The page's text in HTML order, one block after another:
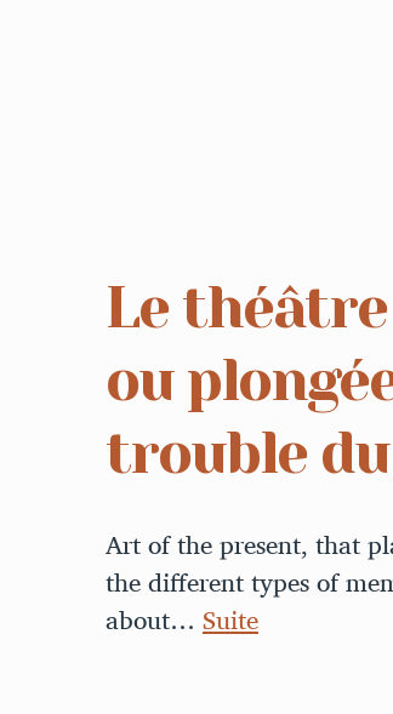
Le
ou
trouble
Art of the present, that
the different types of
about… Suite